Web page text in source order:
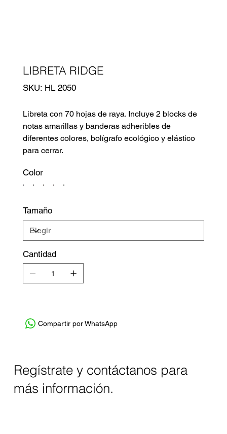
LIBRETA RIDGE
SKU: SKU
HL
HL 2050
Libreta con 70 hojas de raya. Incluye 2 blocks de
notas amarillas y banderas adheribles de
diferentes colores, bolígrafo ecológico y elástico
para cerrar.
Color
Tamaño
Cantidad
Compartir por WhatsApp
Regístrate y contáctanos para
más información.